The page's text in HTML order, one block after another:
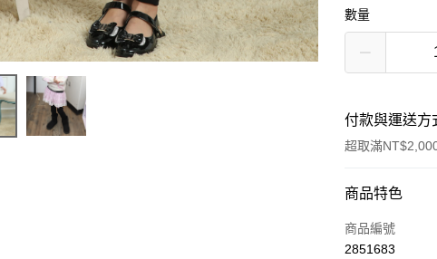
數量
付款與運送方
超取滿
付款方式
信用卡一次付款
商品特色
商品編號
2851683